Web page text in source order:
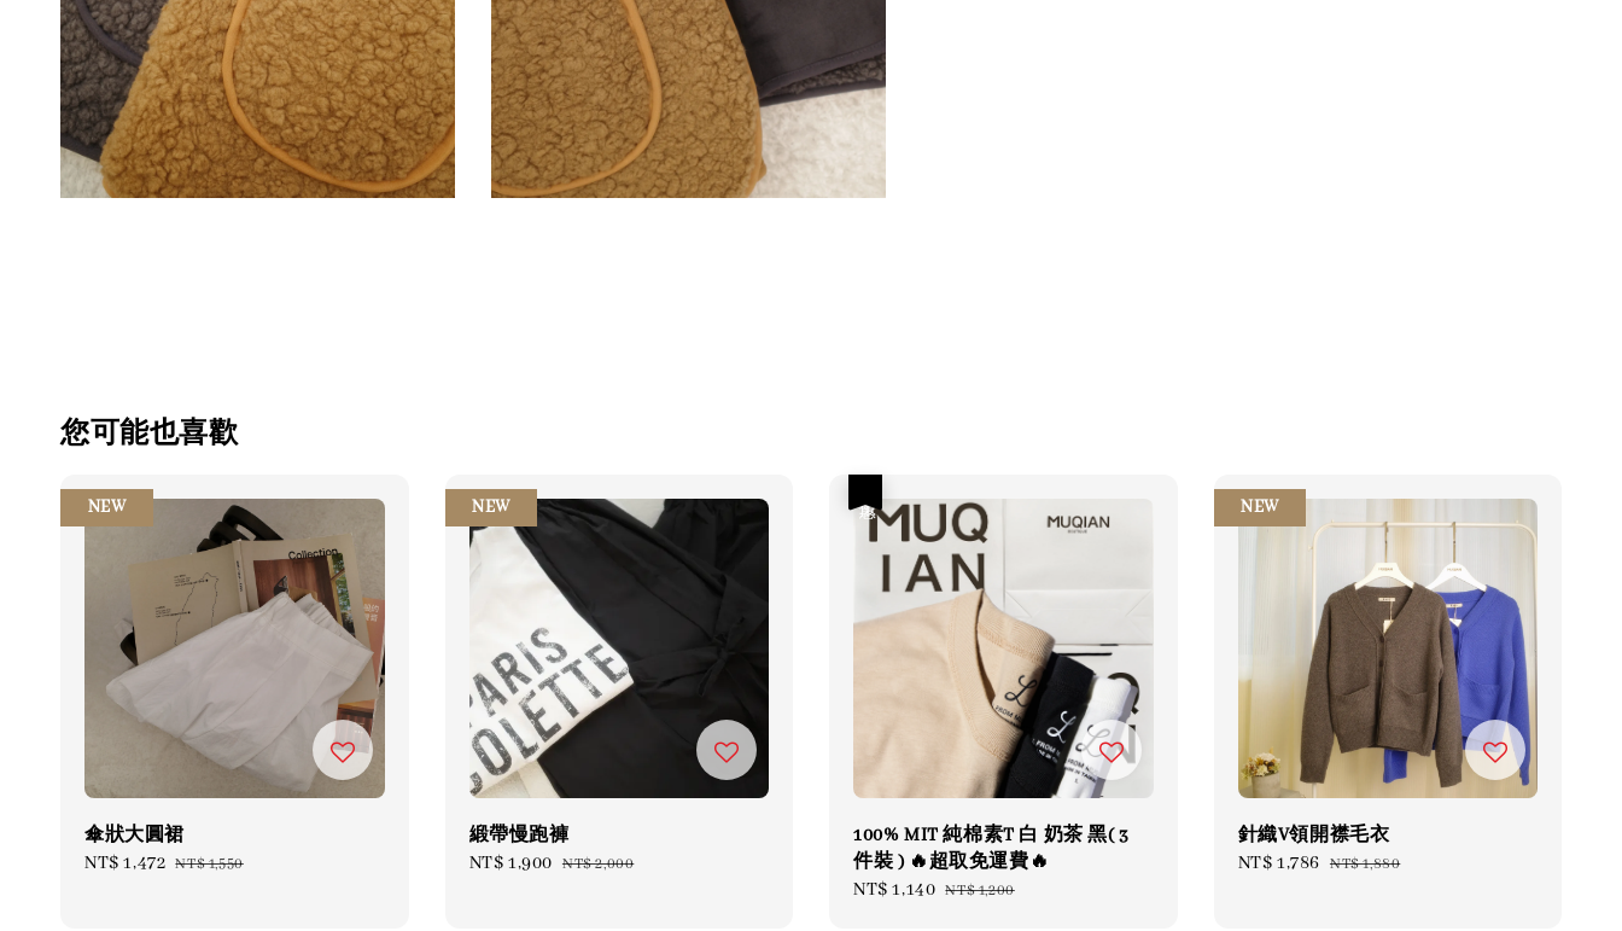
您可能也喜歡
NEW
傘狀大圓裙
Sale
NT$ 1,472 Regular
NT$ 1,550
NEW
緞帶慢跑褲
Sale
NT$ 1,900 Regular
NT$ 2,000
100% MIT 純棉素T 白 奶茶 黑( 3
件裝 ) 🔥超取免運費🔥
Sale
NT$ 1,140 Regular
NT$ 1,200
NEW
針織V領開襟毛衣
Sale
NT$ 1,786 Regular
NT$ 1,880